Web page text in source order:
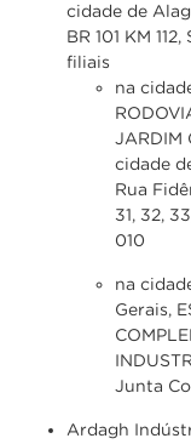
cidade de
BR 101 KM
filiais
na
JARDIM
cidade
Rua
31, 32,
010
na
Gerais,
Junta
Ardagh